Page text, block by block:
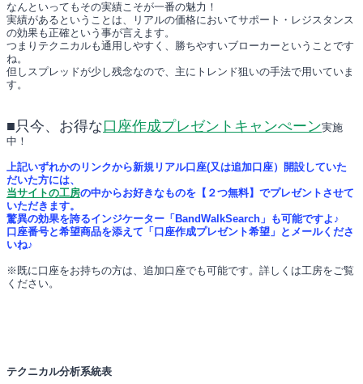
なんといってもその実績こそが一番の魅力！
実績があるということは、リアルの価格においてサポート・レジスタンス
の効果も正確という事が言えます。
つまりテクニカルも通用しやすく、勝ちやすいブローカーということです
ね。
但しスプレッドが少し残念なので、主にトレンド狙いの手法で用いていま
す。
■只今、お得な口座作成プレゼントキャンぺーン実施
中！
上記いずれかのリンクから新規リアル口座(又は追加口座）開設していた
だいた方には、
当サイトの工房の中からお好きなものを【２つ無料】でプレゼントさせて
いただきます。
驚異の効果を誇るインジケーター「BandWalkSearch」も可能ですよ♪
口座番号と希望商品を添えて「口座作成プレゼント希望」とメールくださ
いね♪
※既に口座をお持ちの方は、追加口座でも可能です。詳しくは工房をご覧
ください。
テクニカル分析系統表